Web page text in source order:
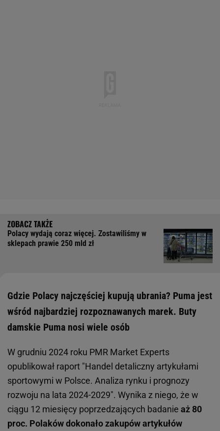
Polacy wydają coraz więcej. Zostawiliśmy w
sklepach prawie 250 mld zł
Gdzie Polacy najczęściej kupują ubrania? Puma jest
wśród najbardziej rozpoznawanych marek. Buty
damskie Puma nosi wiele osób
W grudniu 2024 roku PMR Market Experts
opublikował raport "Handel detaliczny artykułami
sportowymi w Polsce. Analiza rynku i prognozy
rozwoju na lata 2024-2029". Wynika z niego, że w
ciągu 12 miesięcy poprzedzających badanie aż 80
proc. Polaków dokonało zakupów artykułów